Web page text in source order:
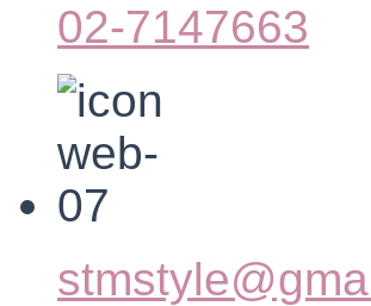
02-7147663